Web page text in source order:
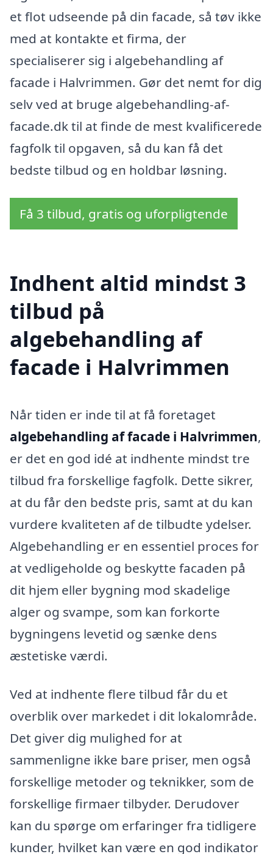
et flot udseende på din facade, så tøv ikke
med at kontakte et firma, der
specialiserer sig i algebehandling af
facade i Halvrimmen. Gør det nemt for dig
selv ved at bruge algebehandling-af-
facade.dk til at finde de mest kvalificerede
fagfolk til opgaven, så du kan få det
bedste tilbud og en holdbar løsning.
Få 3 tilbud, gratis og uforpligtende
Indhent altid mindst 3
tilbud på
algebehandling af
facade i Halvrimmen
Når tiden er inde til at få foretaget
algebehandling af facade i Halvrimmen,
er det en god idé at indhente mindst tre
tilbud fra forskellige fagfolk. Dette sikrer,
at du får den bedste pris, samt at du kan
vurdere kvaliteten af de tilbudte ydelser.
Algebehandling er en essentiel proces for
at vedligeholde og beskytte facaden på
dit hjem eller bygning mod skadelige
alger og svampe, som kan forkorte
bygningens levetid og sænke dens
æstetiske værdi.
Ved at indhente flere tilbud får du et
overblik over markedet i dit lokalområde.
Det giver dig mulighed for at
sammenligne ikke bare priser, men også
forskellige metoder og teknikker, som de
forskellige firmaer tilbyder. Derudover
kan du spørge om erfaringer fra tidligere
kunder, hvilket kan være en god indikator